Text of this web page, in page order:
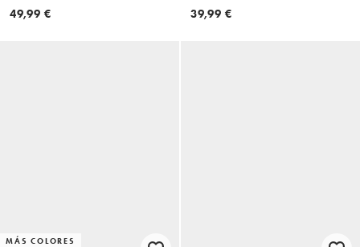
tapered con textura gofrada
49,99 €
bajos ajustados
39,99 €
MÁS COLORES